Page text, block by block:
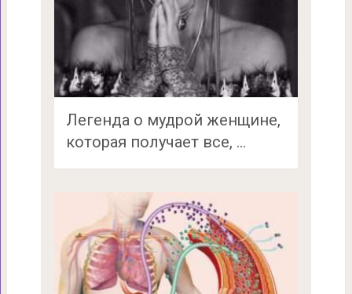
Легенда о мудрой женщине,
которая получает все, …